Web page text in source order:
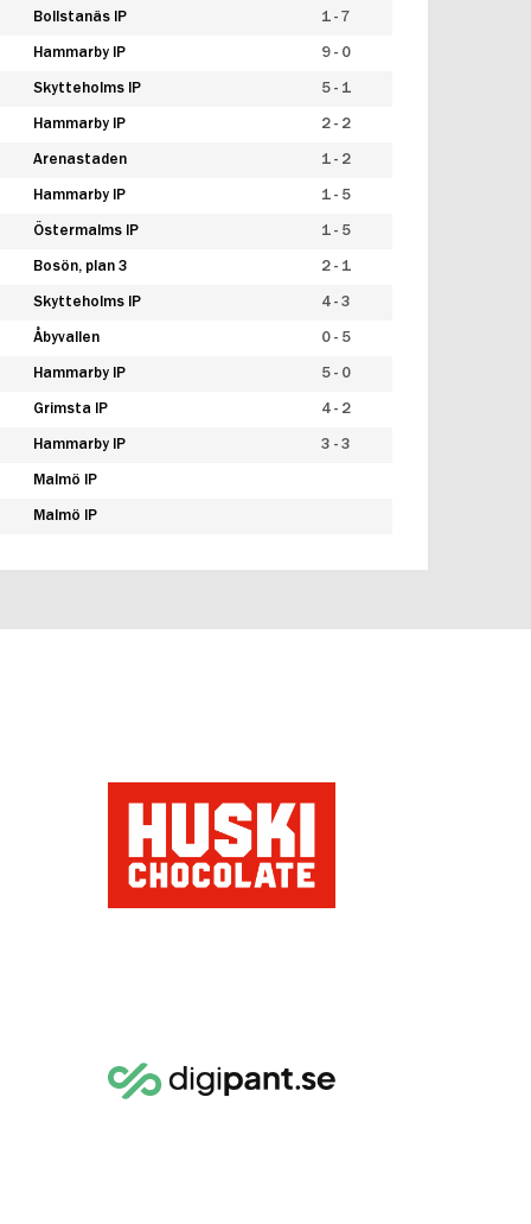
Bollstanäs IP 1 - 7
Hammarby IP 9 - 0
Skytteholms IP 5 - 1
Hammarby IP 2 - 2
Arenastaden 1 - 2
Hammarby IP 1 - 5
Östermalms IP 1 - 5
Bosön, plan 3 2 - 1
Skytteholms IP 4 - 3
Åbyvallen 0 - 5
Hammarby IP 5 - 0
Grimsta IP 4 - 2
Hammarby IP 3 - 3
Malmö IP
Malmö IP